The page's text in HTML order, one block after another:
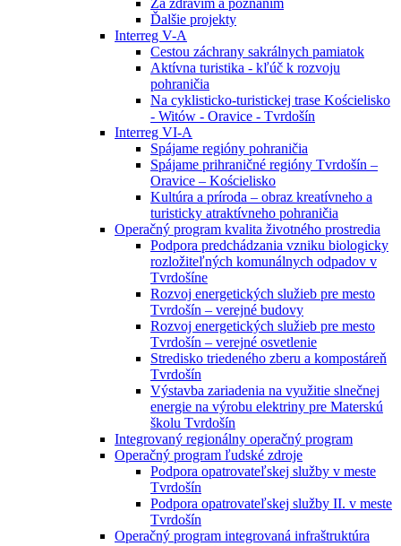
Za zdravím a poznaním
Ďalšie projekty
Interreg V-A
Cestou záchrany sakrálnych pamiatok
Aktívna turistika - kľúč k rozvoju
pohraničia
Na cyklisticko-turistickej trase Kościelisko
- Witów - Oravice - Tvrdošín
Interreg VI-A
Spájame regióny pohraničia
Spájame prihraničné regióny Tvrdošín –
Oravice – Kościelisko
Kultúra a príroda – obraz kreatívneho a
turisticky atraktívneho pohraničia
Operačný program kvalita životného prostredia
Podpora predchádzania vzniku biologicky
rozložiteľných komunálnych odpadov v
Tvrdošíne
Rozvoj energetických služieb pre mesto
Tvrdošín – verejné budovy
Rozvoj energetických služieb pre mesto
Tvrdošín – verejné osvetlenie
Stredisko triedeného zberu a kompostáreň
Tvrdošín
Výstavba zariadenia na využitie slnečnej
energie na výrobu elektriny pre Materskú
školu Tvrdošín
Integrovaný regionálny operačný program
Operačný program ľudské zdroje
Podpora opatrovateľskej služby v meste
Tvrdošín
Podpora opatrovateľskej služby II. v meste
Tvrdošín
Operačný program integrovaná infraštruktúra